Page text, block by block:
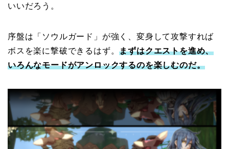
いいだろう。
序盤は「ソウルガード」が強く、変身して攻撃すれば
ボスを楽に撃破できるはず。まずはクエストを進め、
いろんなモードがアンロックするのを楽しむのだ。